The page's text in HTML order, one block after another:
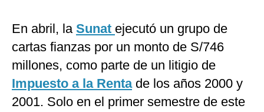
En abril, la Sunat ejecutó un grupo de
cartas fianzas por un monto de S/746
millones, como parte de un litigio de
Impuesto a la Rentade los años 2000 y
2001. Solo en el primer semestre de este